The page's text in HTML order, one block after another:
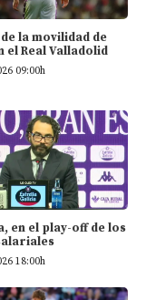
la movilidad de
el Real Valladolid
09:00h
en el play-off de los
18:00h